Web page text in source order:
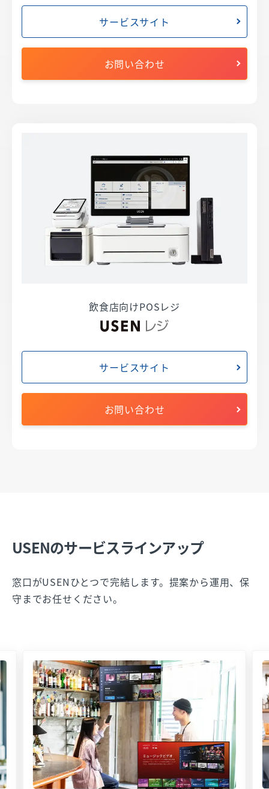
サービスサイト
お問い合わせ
飲食店向けPOSレジ
サービスサイト
お問い合わせ
USENのサービスラインアップ
窓口がUSENひとつで完結します。提案から運用、保
守までお任せください。